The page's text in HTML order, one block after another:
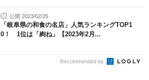
公開 2023/02/25
「岐阜県の和食の名店」人気ランキングTOP1
0！ 1位は「絢ね」【2023年2月...
Recommended by